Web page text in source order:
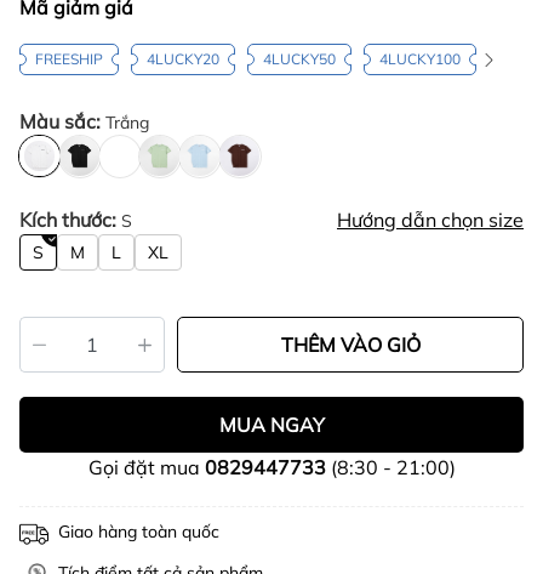
Mã giảm giá
FREESHIP 4LUCKY20 4LUCKY50 4LUCKY100
Màu sắc: Trắng
Kích thước: S Hướng dẫn chọn size
S M L XL
THÊM VÀO GIỎ
MUA NGAY
Gọi đặt mua 0829447733(8:30 - 21:00)
Giao hàng toàn quốc